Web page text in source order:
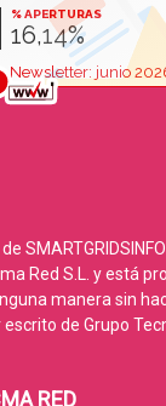
Red S.L. y está
manera sin
de Grupo
RED